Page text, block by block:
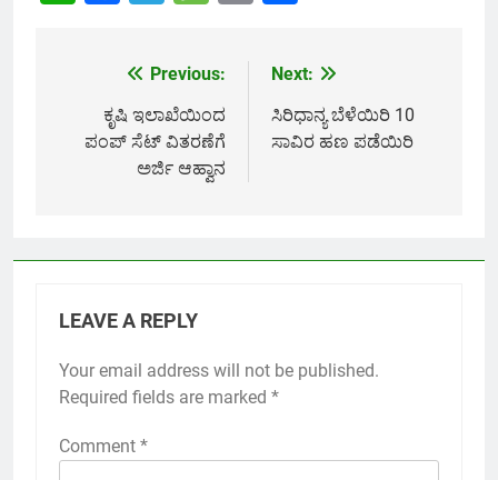
navigation
Previous:
ಕೃಷಿ ಇಲಾಖೆಯಿಂದ
ಪಂಪ್ ಸೆಟ್ ವಿತರಣೆಗೆ
ಅರ್ಜಿ ಆಹ್ವಾನ
Next:
ಸಿರಿಧಾನ್ಯ ಬೆಳೆಯಿರಿ 10
ಸಾವಿರ ಹಣ ಪಡೆಯಿರಿ
LEAVE A REPLY
Your email address will not be published.
Required fields are marked *
Comment *